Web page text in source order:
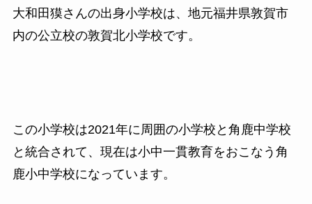
大和田獏さんの出身小学校は、地元福井県敦賀市
内の公立校の敦賀北小学校です。
この小学校は2021年に周囲の小学校と角鹿中学校
と統合されて、現在は小中一貫教育をおこなう角
鹿小中学校になっています。